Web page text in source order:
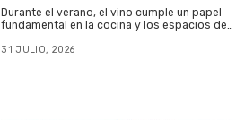
Durante el verano, el vino cumple un papel
fundamental en la cocina y los espacios de…
31 JULIO, 2026